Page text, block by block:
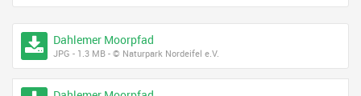
Dahlemer Moorpfad
JPG - 1.3 MB - © Naturpark Nordeifel e.V.